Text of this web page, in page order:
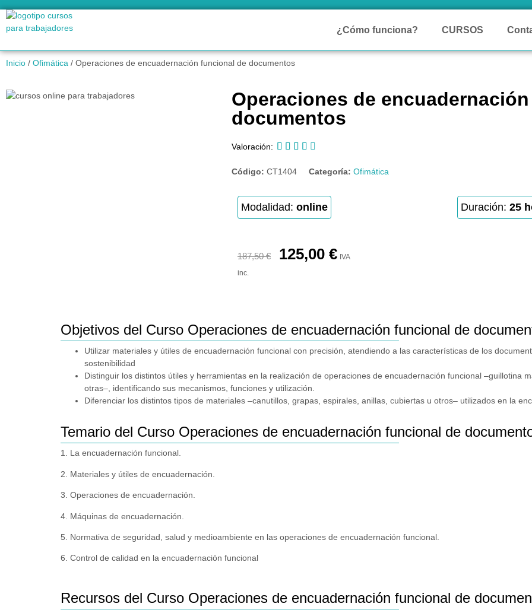
¿Cómo funciona? CURSOS
Inicio / Ofimática / Operaciones de encuadernación funcional de documentos
Operaciones de
documentos
Valoración:     
Código: CT1404 Categoría: Ofimática
Modalidad: online Duración: 25
187,50€ 125,00 € IVA
inc.
Objetivos del Curso Operaciones de encuadernación funcional de
Utilizar materiales y útiles de encuadernación funcional con precisión, atendiendo a las características de los
sostenibilidad
Distinguir los distintos útiles y herramientas en la realización de operaciones de encuadernación funcional –guillotina
otras–, identificando sus mecanismos, funciones y utilización.
Diferenciar los distintos tipos de materiales –canutillos, grapas, espirales, anillas, cubiertas u otros– utilizados en la
Temario del Curso Operaciones de encuadernación funcional de
1. La encuadernación funcional.
2. Materiales y útiles de encuadernación.
3. Operaciones de encuadernación.
4. Máquinas de encuadernación.
5. Normativa de seguridad, salud y medioambiente en las operaciones de encuadernación funcional.
6. Control de calidad en la encuadernación funcional
Recursos del Curso Operaciones de encuadernación funcional de